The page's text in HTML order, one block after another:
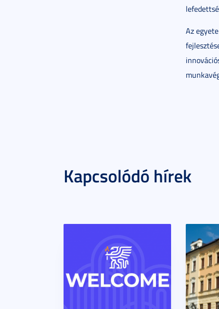
Az
Kapcsolódó hírek